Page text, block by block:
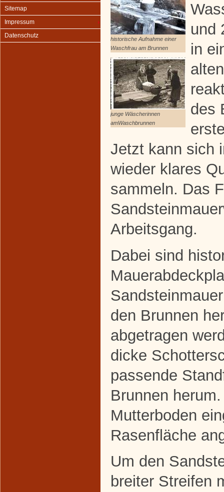
Sitemap
Impressum
Datenschutz
historische Aufnahme einer
Waschfrau am Brunnen
junge Wäscherinnen
amWaschbrunnen
und
in
des
Jetzt kann sich
wieder klares
sammeln. Das
Arbeitsgang.
Dabei sind
den Brunnen
abgetragen
dicke
passende
Brunnen
Mutterboden
Rasenfläche
Um den
breiter Streifen